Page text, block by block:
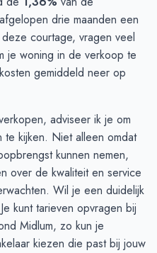
drie maanden een
courtage, vragen veel
je woning in de verkoop te
gemiddeld neer op
adviseer ik je om
te kijken. Niet alleen omdat
kunnen nemen,
over de kwaliteit en service
Wil je een duidelijk
kunttarieven opvragen bij
Midlum, zo kun je
kiezen die past bij jouw